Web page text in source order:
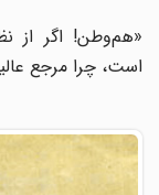
«هم‌وطن! اگر از
است، چرا مرجع